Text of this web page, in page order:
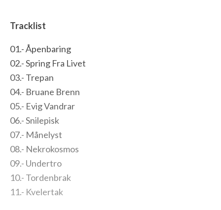
Tracklist
01.- Åpenbaring
02.- Spring Fra Livet
03.- Trepan
04.- Bruane Brenn
05.- Evig Vandrar
06.- Snilepisk
07.- Månelyst
08.- Nekrokosmos
09.- Undertro
10.- Tordenbrak
11.- Kvelertak